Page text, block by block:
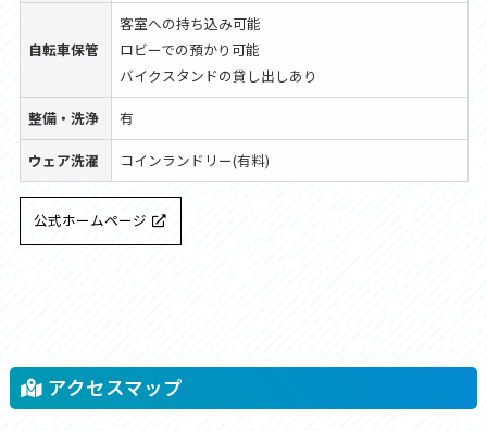
自転車保管
客室への持ち込み可能
ロビーでの預かり可能
バイクスタンドの貸し出しあり
整備・洗浄 有
ウェア洗濯 コインランドリー(有料)
公式ホームページ
アクセスマップ